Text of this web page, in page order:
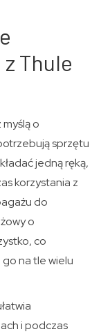
Thule
o
sprzętu
jedną ręką,
korzystania z
do
o
co
na tle wielu
i podczas